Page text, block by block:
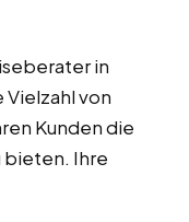
in
von
Kunden die
bieten. Ihre